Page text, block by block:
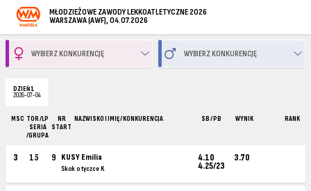
MŁODZIEŻOWE ZAWODY LEKKOATLETYCZNE 2026
WARSZAWA (AWF), 04.07.2026
DZIEŃ 1
2026-07-04
MSC TOR /LP
SERIA
/GRUPA
NR
START
NAZWISKO I IMIĘ / KONKURENCJA SB / PB WYNIK RANK
3 15 9 KUSY Emilia
Skok o tyczce K
4.10
4.25/23
3.70